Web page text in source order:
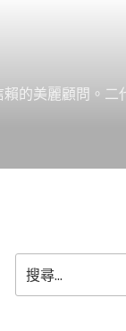
的美麗顧問。
尋
關